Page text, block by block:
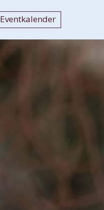
Eventkalender